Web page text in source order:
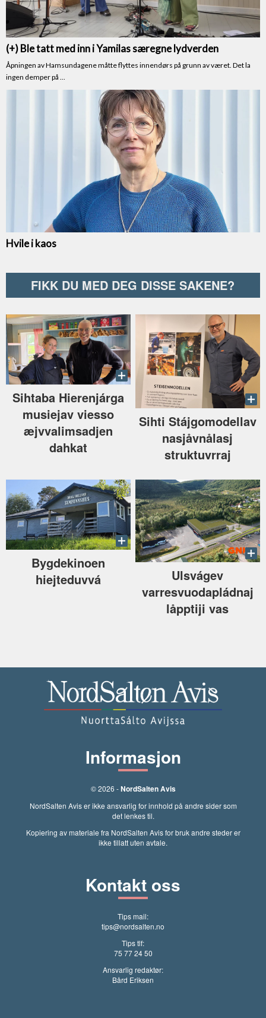
FIKK DU MED DEG DISSE SAKENE?
Sihtaba Hierenjárga
musiejav viesso
æjvvalimsadjen
dahkat
Sihti Stájgomodellav
nasjåvnålasj
struktuvrraj
Bygdekinoen
hiejteduvvá
Ulsvágev
varresvuodapládnaj
låpptiji vas
Informasjon
© 2026 -NordSalten Avis
NordSalten Avis er ikke ansvarlig for innhold på andre sider som
det lenkes til.
Kopiering av materiale fra NordSalten Avis for bruk andre steder er
ikke tillatt uten avtale.
Kontakt oss
Tips mail:
tips@nordsalten.no
Tips tlf:
75 77 24 50
Ansvarlig redaktør:
Bård Eriksen